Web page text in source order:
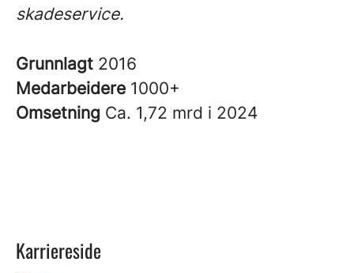
skadeservice.
Grunnlagt 2016
Medarbeidere 1000+
Omsetning Ca. 1,72 mrd i 2024
Karriereside